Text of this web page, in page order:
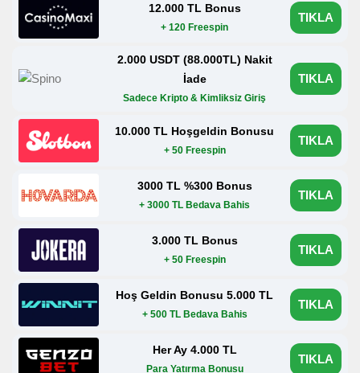
12.000 TL Bonus
+ 120 Freespin
TIKLA
2.000 USDT (88.000TL) Nakit
İade
Sadece Kripto & Kimliksiz Giriş
TIKLA
10.000 TL Hoşgeldin Bonusu
+ 50 Freespin
TIKLA
3000 TL %300 Bonus
+ 3000 TL Bedava Bahis
TIKLA
3.000 TL Bonus
+ 50 Freespin
TIKLA
Hoş Geldin Bonusu 5.000 TL
+ 500 TL Bedava Bahis
TIKLA
Her Ay 4.000 TL
Para Yatırma Bonusu
TIKLA